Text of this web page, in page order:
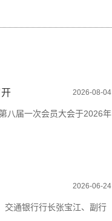
2026-08-04
八届一次会员大会于2026年
2026-06-24
交通银行行长张宝江、副行